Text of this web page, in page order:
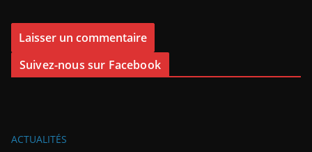
Suivez-nous sur Facebook
ACTUALITÉS